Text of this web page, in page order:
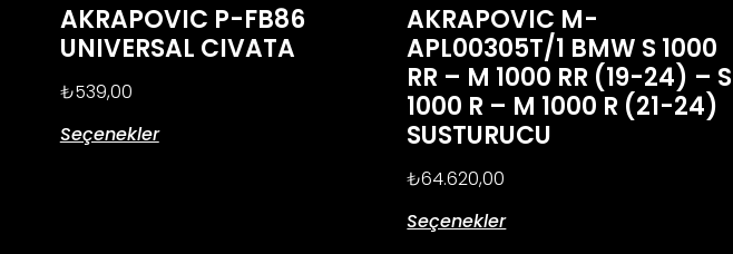
AKRAPOVIC P-FB86
UNIVERSAL CIVATA
₺539,00
Seçenekler
AKRAPOVIC M-
APL00305T/1 BMW S 1000
RR – M 1000 RR (19-24) – S
1000 R – M 1000 R (21-24)
SUSTURUCU
₺64.620,00
Seçenekler